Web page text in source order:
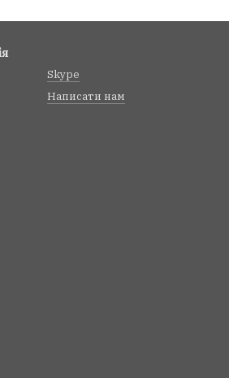
Skype
Написати нам